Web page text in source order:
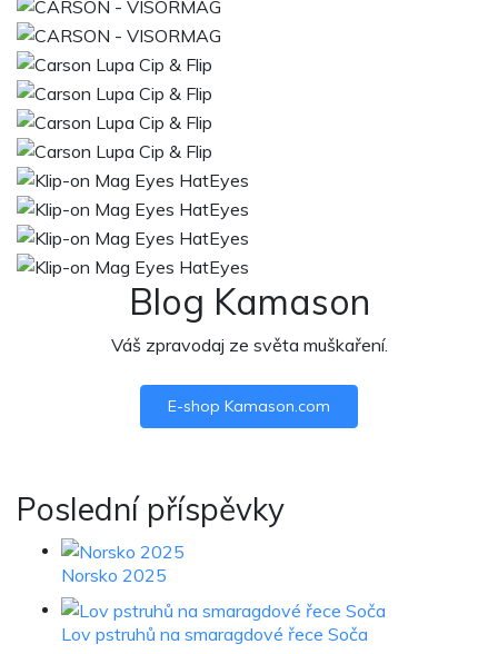
Blog Kamason
Váš zpravodaj ze světa muškaření.
E-shop Kamason.com
Poslední příspěvky
Norsko 2025
Lov pstruhů na smaragdové řece Soča